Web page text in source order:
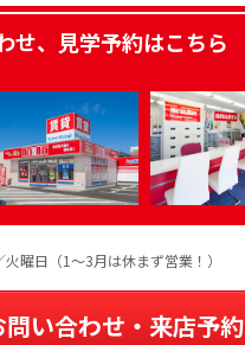
せ、見学予約はこちら
曜日（1～3月は休まず営業！）
問い合わせ・来店予約